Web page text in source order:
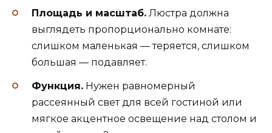
Площадь и масштаб. Люстра должна
выглядеть пропорционально комнате:
слишком маленькая — теряется, слишком
большая — подавляет.
Функция. Нужен равномерный
рассеянный свет для всей гостиной или
мягкое акцентное освещение над столом и